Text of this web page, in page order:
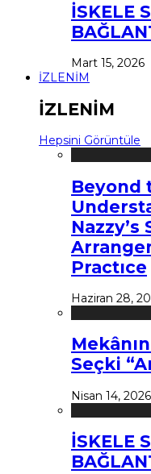
İSKELE
Mart 15, 2026
İZLENİM
İZLENİM
Hepsini Görüntüle
Beyond
Nazzy’s
Practıce
Haziran 28,
Seçki
Nisan 14, 2026
İSKELE